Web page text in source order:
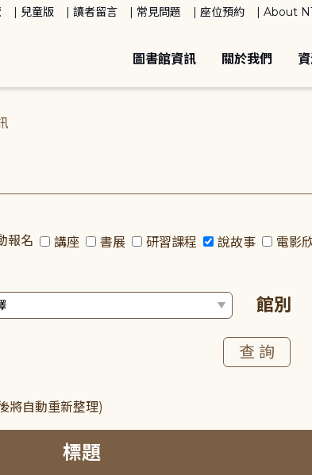
兒童版 讀者留言 常見問題 座位預約 About
圖書館資訊 關於我們
報名 講座 書展 研習課程 說故事 電影
館別
將自動重新整理)
標題